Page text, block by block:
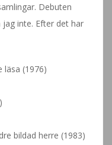
Debuten
inte. Efter det har
läsa (1976)
bildad herre (1983)